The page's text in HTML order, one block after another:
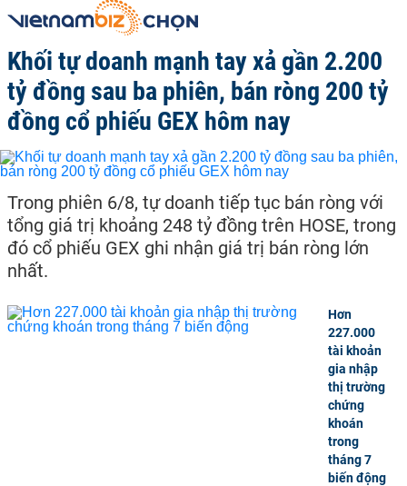
Khối tự doanh mạnh tay xả gần 2.200
tỷ đồng sau ba phiên, bán ròng 200 tỷ
đồng cổ phiếu GEX hôm nay
Trong phiên 6/8, tự doanh tiếp tục bán ròng với
tổng giá trị khoảng 248 tỷ đồng trên HOSE, trong
đó cổ phiếu GEX ghi nhận giá trị bán ròng lớn
nhất.
Hơn
227.000
tài khoản
gia nhập
thị trường
chứng
khoán
trong
tháng 7
biến động